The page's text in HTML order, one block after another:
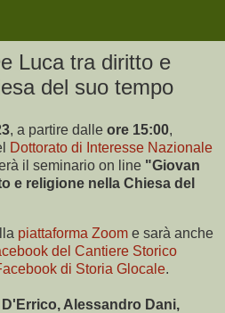
Luca tra diritto e
del suo tempo
, a partire dalle ore 15:00,
Dottorato di Interesse Nazionale
il seminario on line "Giovan
e religione nella Chiesa del
piattaforma Zoom e sarà anche
del Cantiere Storico
di Storia Glocale.
Alessandro Dani,